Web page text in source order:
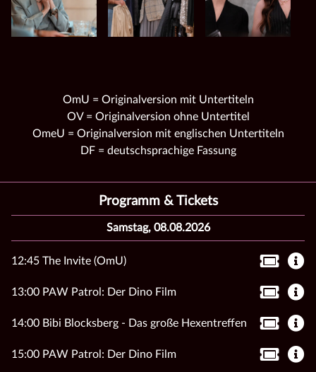
OmU = Originalversion mit Untertiteln
OV = Originalversion ohne Untertitel
OmeU = Originalversion mit englischen Untertiteln
DF = deutschsprachige Fassung
Programm & Tickets
Samstag, 08.08.2026
12:45 The Invite (OmU)
13:00 PAW Patrol: Der Dino Film
14:00 Bibi Blocksberg - Das große Hexentreffen
15:00 PAW Patrol: Der Dino Film